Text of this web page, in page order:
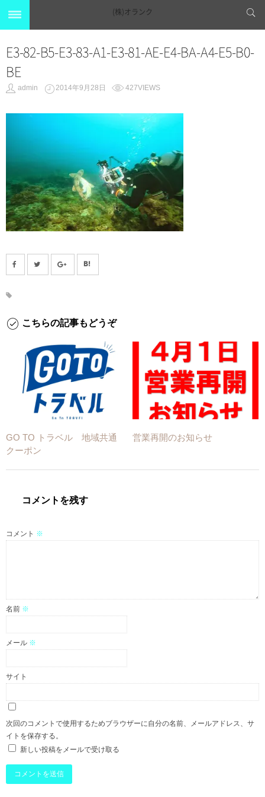
(株)オランク
E3-82-B5-E3-83-A1-E3-81-AE-E4-BA-A4-E5-B0-
BE
admin 2014年9月28日 427VIEWS
こちらの記事もどうぞ
GO TO トラベル 地域共通
クーポン
営業再開のお知らせ
コメントを残す
コメント ※
名前 ※
メール ※
サイト
次回のコメントで使用するためブラウザーに自分の名前、メールアドレス、サ
イトを保存する。
新しい投稿をメールで受け取る